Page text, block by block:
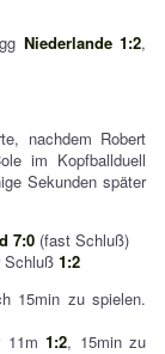
Niederlande 1:2,
nachdem Robert
im Kopfballduell
Sekunden später
7:0 (fast Schluß)
Schluß 1:2
15min zu spielen.
11m1:2, 15min zu